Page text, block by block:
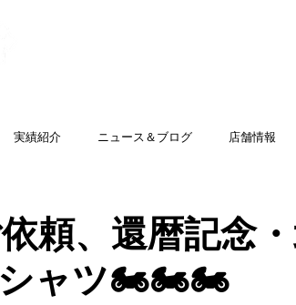
実績紹介 ニュース＆ブログ 店舗情報
頼、還暦記念
シャツ🏍🏍🏍